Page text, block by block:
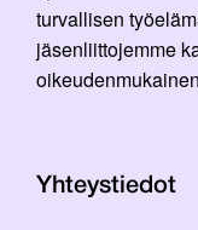
turvallisen
jäsenliittojemme
Yhteystiedot